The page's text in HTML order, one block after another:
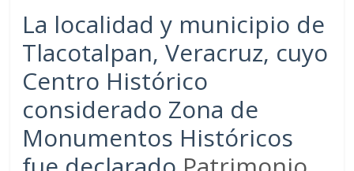
La localidad y municipio de
Tlacotalpan, Veracruz, cuyo
Centro Histórico
considerado Zona de
Monumentos Históricos